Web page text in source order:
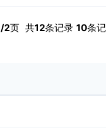
/2页 共12条记录 10条